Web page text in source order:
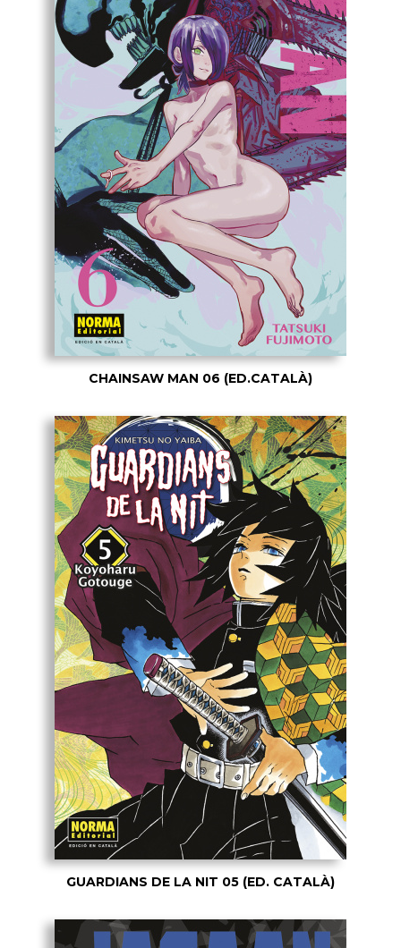
CHAINSAW MAN 06 (ED.CATALÀ)
GUARDIANS DE LA NIT 05 (ED. CATALÀ)